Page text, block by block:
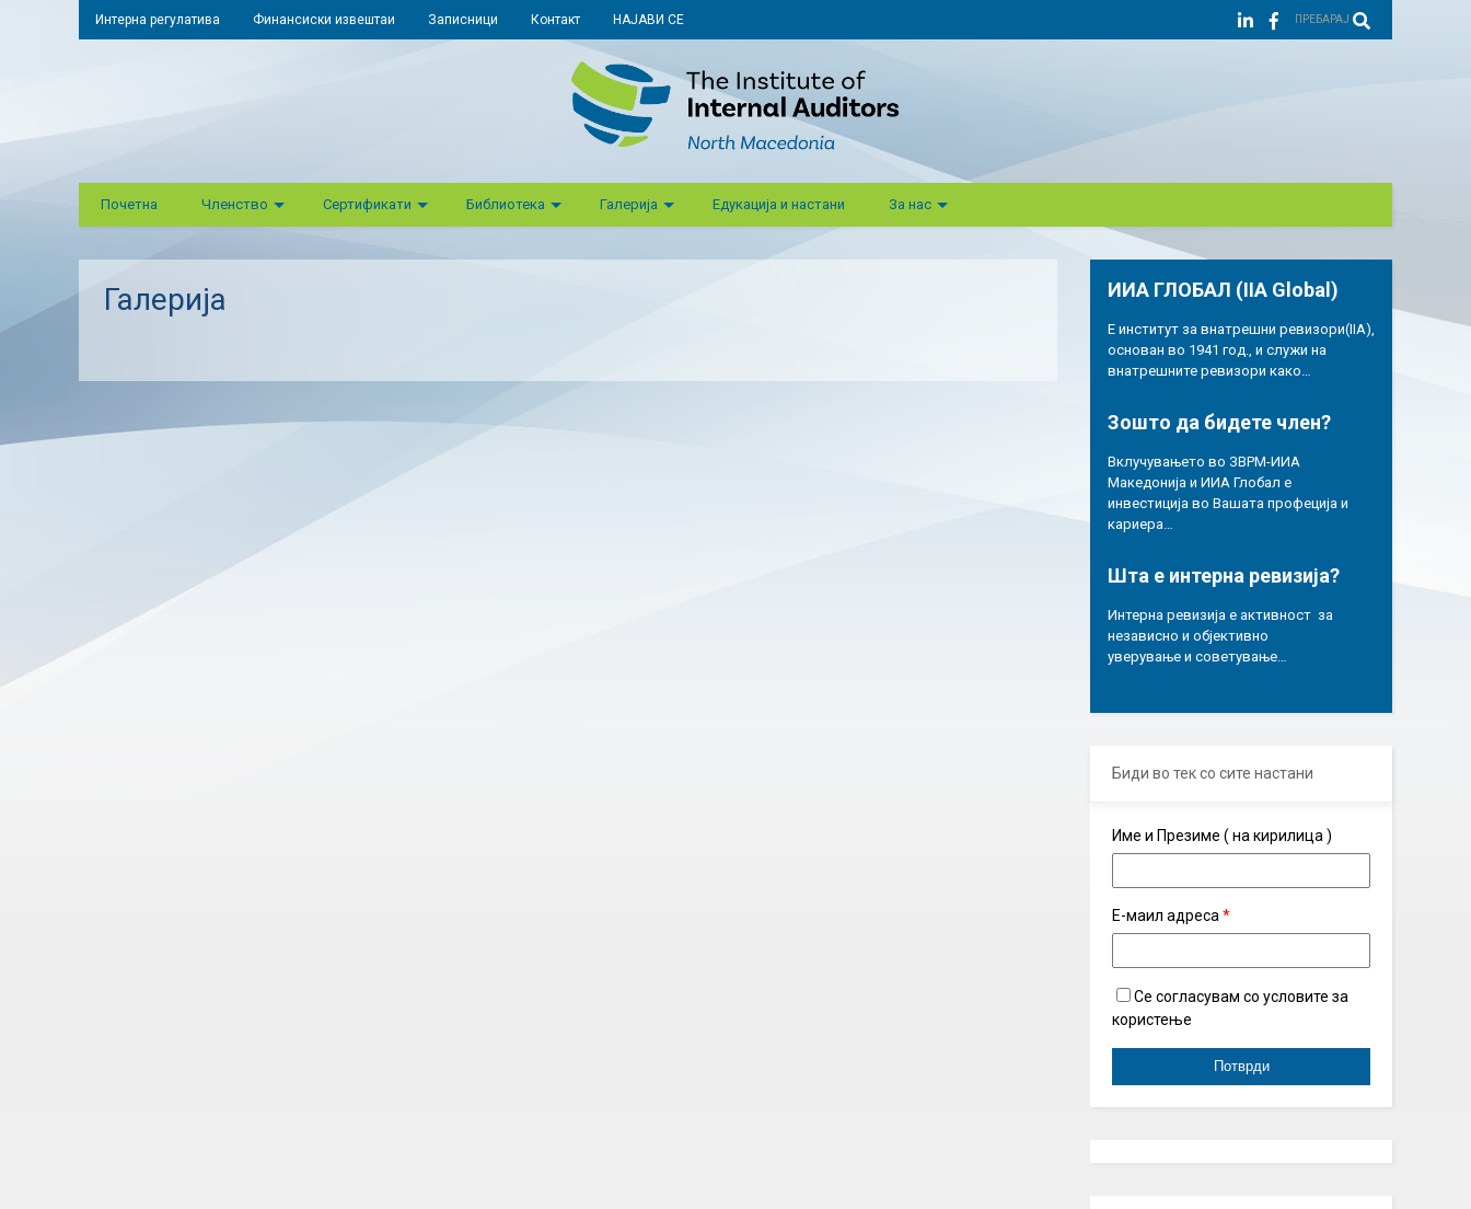
Интерна регулатива Финансиски извештаи Записници Контакт НАЈАВИ СЕ ПРЕБАРАЈ
Почетна Членство Сертификати Библиотека Галерија Едукација и настани За нас
Галерија ИИА ГЛОБАЛ (IIA Global)
Е институт за внатрешни ревизори(IIA),
основан во 1941 год., и служи на
внатрешните ревизори како…
Зошто да бидете член?
Вклучувањето во ЗВРМ-ИИА
Македонија и ИИА Глобал е
инвестиција во Вашата профеција и
кариера…
Шта е интерна ревизија?
Интерна ревизија е активност за
независно и објективно
уверување и советување…
Биди во тек со сите настани
Име и Презиме ( на кирилица )
Е-маил адреса *
Се согласувам со условите за
користење